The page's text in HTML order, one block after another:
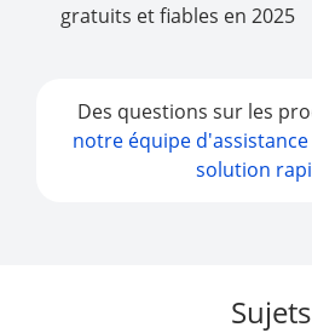
gratuits et fiables en 2025
Des questions sur les
notre équipe
solution
Sujets